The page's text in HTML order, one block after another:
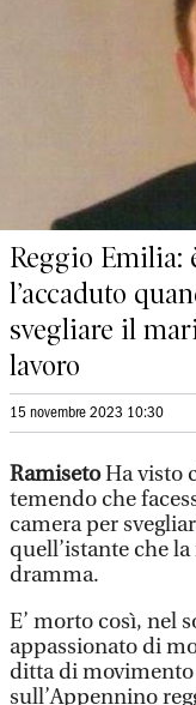
Reggio Emilia:
l’accaduto
svegliare il
lavoro
15 novembre 2023 10:30
RamisetoHa visto
temendo che
camera per
quell’istante che
dramma.
E’ morto così, nel
appassionato di
ditta di movimento
sull’Appennino